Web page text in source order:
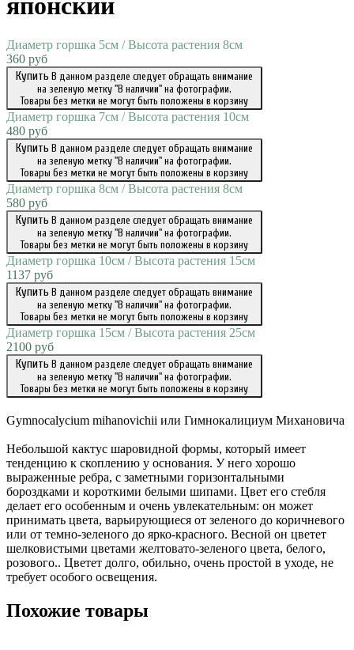
японский
Диаметр горшка 5см / Высота растения 8см
360 руб
Купить В данном разделе следует обращать внимание
на зеленую метку "В наличии" на фотографии.
Товары без метки не могут быть положены в корзину
Диаметр горшка 7см / Высота растения 10см
480 руб
Купить В данном разделе следует обращать внимание
на зеленую метку "В наличии" на фотографии.
Товары без метки не могут быть положены в корзину
Диаметр горшка 8см / Высота растения 8см
580 руб
Купить В данном разделе следует обращать внимание
на зеленую метку "В наличии" на фотографии.
Товары без метки не могут быть положены в корзину
Диаметр горшка 10см / Высота растения 15см
1137 руб
Купить В данном разделе следует обращать внимание
на зеленую метку "В наличии" на фотографии.
Товары без метки не могут быть положены в корзину
Диаметр горшка 15см / Высота растения 25см
2100 руб
Купить В данном разделе следует обращать внимание
на зеленую метку "В наличии" на фотографии.
Товары без метки не могут быть положены в корзину
Gymnocalycium mihanovichii или Гимнокалициум Михановича
Небольшой кактус шаровидной формы, который имеет
тенденцию к скоплению у основания. У него хорошо
выраженные ребра, с заметными горизонтальными
бороздками и короткими белыми шипами. Цвет его стебля
делает его особенным и очень увлекательным: он может
принимать цвета, варьирующиеся от зеленого до коричневого
или от темно-зеленого до ярко-красного. Весной он цветет
шелковистыми цветами желтовато-зеленого цвета, белого,
розового.. Цветет долго, обильно, очень простой в уходе, не
требует особого освещения.
Похожие товары